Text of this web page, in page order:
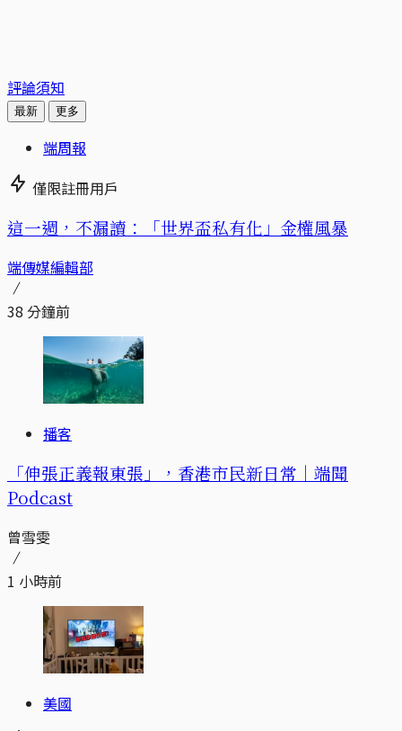
評論須知
最新 更多
端周報
僅限註冊用戶
這一週，不漏讀：「世界盃私有化」金權風暴
端傳媒編輯部
38 分鐘前
播客
「伸張正義報東張」，香港市民新日常｜端聞
Podcast
曾雪雯
1 小時前
美國